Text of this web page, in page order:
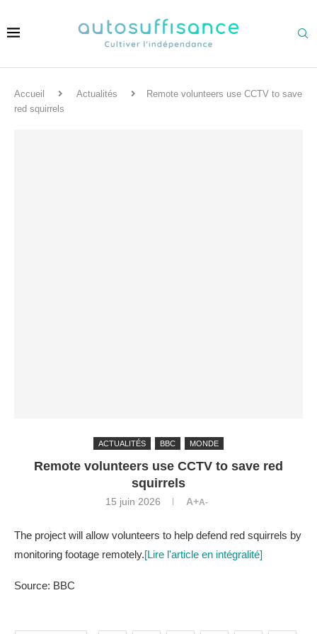
Accueil Actualités
Remote volunteers use CCTV to save
red squirrels
ACTUALITÉS BBC MONDE
Remote volunteers use CCTV to save red
squirrels
15 juin 2026 A+A-
The project will allow volunteers to help defend red squirrels by
monitoring footage remotely.[Lire l'article en intégralité]
Source: BBC